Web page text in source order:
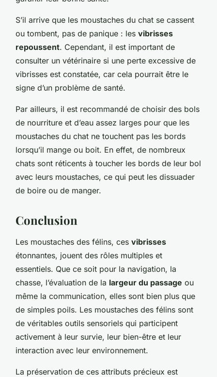
S’il arrive que les moustaches du chat se cassent
ou tombent, pas de panique : les vibrisses
repoussent. Cependant, il est important de
consulter un vétérinaire si une perte excessive de
vibrisses est constatée, car cela pourrait être le
signe d’un problème de santé.
Par ailleurs, il est recommandé de choisir des bols
de nourriture et d’eau assez larges pour que les
moustaches du chat ne touchent pas les bords
lorsqu’il mange ou boit. En effet, de nombreux
chats sont réticents à toucher les bords de leur bol
avec leurs moustaches, ce qui peut les dissuader
de boire ou de manger.
Conclusion
Les moustaches des félins, ces vibrisses
étonnantes, jouent des rôles multiples et
essentiels. Que ce soit pour la navigation, la
chasse, l’évaluation de la largeur du passage ou
même la communication, elles sont bien plus que
de simples poils. Les moustaches des félins sont
de véritables outils sensoriels qui participent
activement à leur survie, leur bien-être et leur
interaction avec leur environnement.
La préservation de ces attributs précieux est